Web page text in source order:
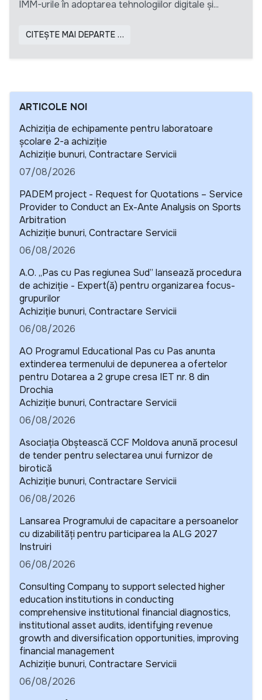
IMM-urile în adoptarea tehnologiilor digitale și...
CITEȘTE MAI DEPARTE …
ARTICOLE NOI
Achiziția de echipamente pentru laboratoare
școlare 2-a achiziție
Detalii
Achiziție bunuri, Contractare Servicii
07/08/2026
PADEM project - Request for Quotations – Service
Provider to Conduct an Ex-Ante Analysis on Sports
Arbitration
Detalii
Achiziție bunuri, Contractare Servicii
06/08/2026
A.O. „Pas cu Pas regiunea Sud” lansează procedura
de achiziție - Expert(ă) pentru organizarea focus-
grupurilor
Detalii
Achiziție bunuri, Contractare Servicii
06/08/2026
AO Programul Educational Pas cu Pas anunta
extinderea termenului de depunerea a ofertelor
pentru Dotarea a 2 grupe cresa IET nr. 8 din
Drochia
Detalii
Achiziție bunuri, Contractare Servicii
06/08/2026
Asociația Obștească CCF Moldova anunță procesul
de tender pentru selectarea unui furnizor de
birotică
Detalii
Achiziție bunuri, Contractare Servicii
06/08/2026
Lansarea Programului de capacitare a persoanelor
cu dizabilități pentru participarea la ALG 2027
Detalii
Instruiri
06/08/2026
Consulting Company to support selected higher
education institutions in conducting
comprehensive institutional financial diagnostics,
institutional asset audits, identifying revenue
growth and diversification opportunities, improving
financial management
Detalii
Achiziție bunuri, Contractare Servicii
06/08/2026